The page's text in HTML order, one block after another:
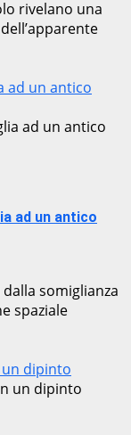
rivelano una
ad un antico
ad un antico
somiglianza
spaziale
un dipinto